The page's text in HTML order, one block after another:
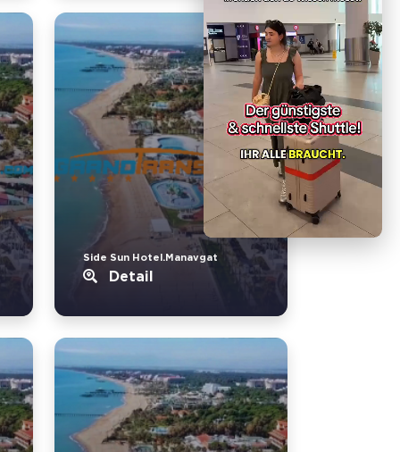
Side Sun Hotel.Manavgat
Detail